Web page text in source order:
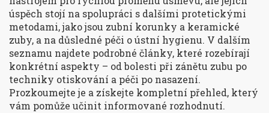
úspěch stojí na spolupráci s dalšími protetickými
metodami, jako jsou zubní korunky a keramické
zuby, a na důsledné péči o ústní hygienu. V dalším
seznamu najdete podrobné články, které rozebírají
konkrétní aspekty – od bolesti při zánětu zubu po
techniky otiskování a péči po nasazení.
Prozkoumejte je a získejte kompletní přehled, který
vám pomůže učinit informované rozhodnutí.